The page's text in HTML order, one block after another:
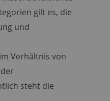
gilt es, die
und
Verhältnis von
steht die